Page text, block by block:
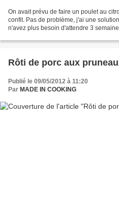
On avait prévu de faire un poulet au
confit. Pas de problème, j'ai une
n'avez plus besoin d'attendre 3
Rôti de porc aux
Publié le 09/05/2012 à 11:20
Par MADE IN COOKING